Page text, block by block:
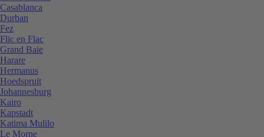
Casablanca
Durban
Fez
Flic en Flac
Grand Baie
Harare
Hermanus
Hoedspruit
Johannesburg
Kairo
Kapstadt
Katima Mulilo
Le Morne